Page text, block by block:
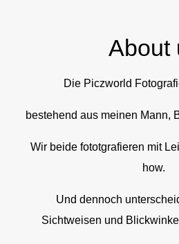
About
Die Piczworld
bestehend aus meinen Mann,
Wir beide fototgrafieren mit
how.
Und dennoch
Sichtweisen und